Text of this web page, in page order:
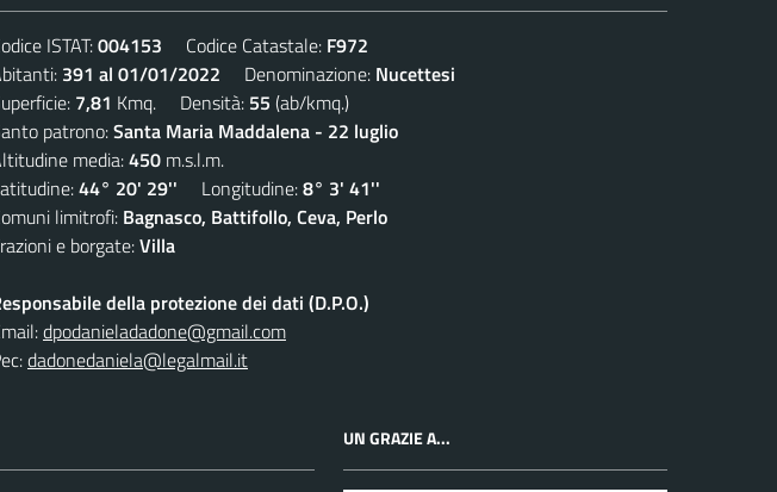
ISTAT:004153 Codice Catastale: F972
391 al 01/01/2022 Denominazione: Nucettesi
7,81 Kmq. Densità: 55 (ab/kmq.)
patrono:Santa Maria Maddalena - 22 luglio
media:450 m.s.l.m.
44° 20' 29'' Longitudine:8° 3' 41''
limitrofi: Bagnasco, Battifollo, Ceva, Perlo
e borgate:Villa
della protezione dei dati (D.P.O.)
dpodanieladadone@gmail.com
dadonedaniela@legalmail.it
UN GRAZIE A...